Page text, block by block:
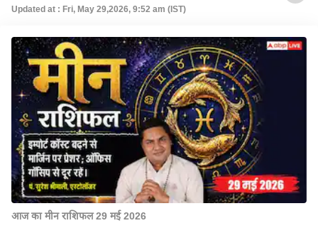
Updated at : Fri, May 29,2026, 9:52 am (IST)
आज का मीन राशिफल 29 मई 2026